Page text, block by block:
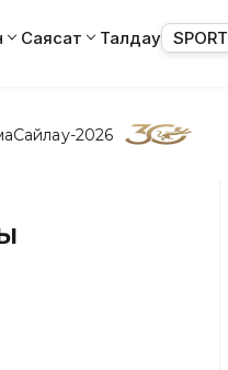
Саясат Талдау SPORT
Сайлау-2026